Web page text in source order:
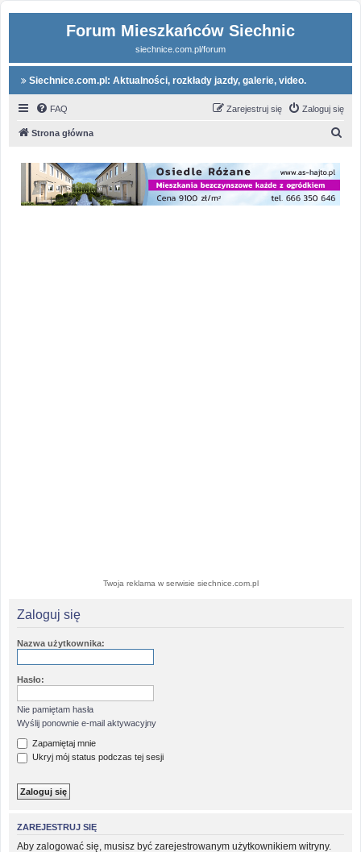
Forum Mieszkańców Siechnic
siechnice.com.pl/forum
Siechnice.com.pl: Aktualności, rozkłady jazdy, galerie, video.
FAQ Zaloguj się
Zarejestruj się
Strona główna
Twoja reklama w serwisie siechnice.com.pl
Zaloguj się
Nazwa użytkownika:
Hasło:
Nie pamiętam hasła
Wyślij ponownie e-mail aktywacyjny
Zapamiętaj mnie
Ukryj mój status podczas tej sesji
ZAREJESTRUJ SIĘ
Aby zalogować się, musisz być zarejestrowanym użytkownikiem witryny.